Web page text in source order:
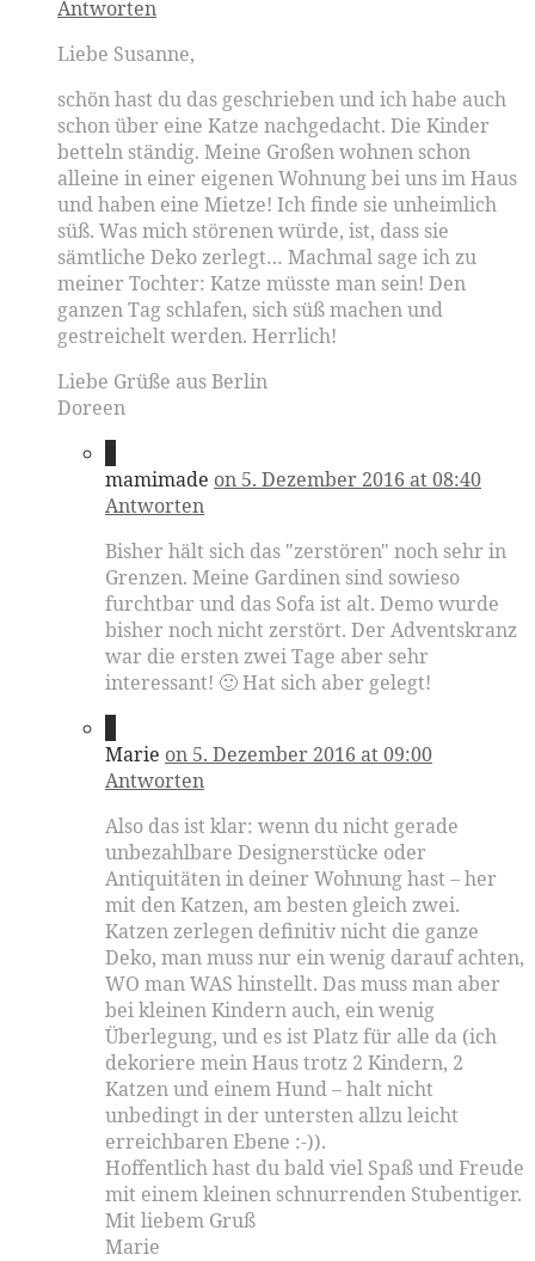
Antworten
Liebe Susanne,
schön hast du das geschrieben und ich habe auch
schon über eine Katze nachgedacht. Die Kinder
betteln ständig. Meine Großen wohnen schon
alleine in einer eigenen Wohnung bei uns im Haus
und haben eine Mietze! Ich finde sie unheimlich
süß. Was mich störenen würde, ist, dass sie
sämtliche Deko zerlegt… Machmal sage ich zu
meiner Tochter: Katze müsste man sein! Den
ganzen Tag schlafen, sich süß machen und
gestreichelt werden. Herrlich!
Liebe Grüße aus Berlin
Doreen
mamimade on 5. Dezember 2016 at 08:40
Antworten
Bisher hält sich das "zerstören" noch sehr in
Grenzen. Meine Gardinen sind sowieso
furchtbar und das Sofa ist alt. Demo wurde
bisher noch nicht zerstört. Der Adventskranz
war die ersten zwei Tage aber sehr
interessant! 🙂 Hat sich aber gelegt!
Marie on 5. Dezember 2016 at 09:00
Antworten
Also das ist klar: wenn du nicht gerade
unbezahlbare Designerstücke oder
Antiquitäten in deiner Wohnung hast – her
mit den Katzen, am besten gleich zwei.
Katzen zerlegen definitiv nicht die ganze
Deko, man muss nur ein wenig darauf achten,
WO man WAS hinstellt. Das muss man aber
bei kleinen Kindern auch, ein wenig
Überlegung, und es ist Platz für alle da (ich
dekoriere mein Haus trotz 2 Kindern, 2
Katzen und einem Hund – halt nicht
unbedingt in der untersten allzu leicht
erreichbaren Ebene :-)).
Hoffentlich hast du bald viel Spaß und Freude
mit einem kleinen schnurrenden Stubentiger.
Mit liebem Gruß
Marie